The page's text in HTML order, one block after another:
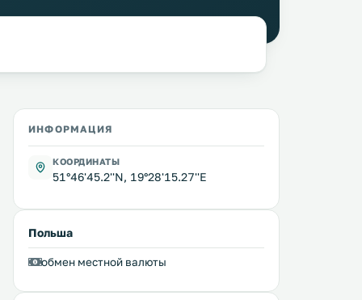
ИНФОРМАЦИЯ
КООРДИНАТЫ
51°46'45.2''N, 19°28'15.27''E
Польша
обмен местной валюты